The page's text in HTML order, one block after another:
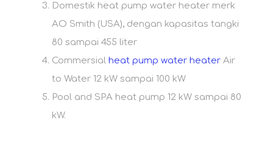
Domestik heat pump water heater merk
AO Smith (USA), dengan kapasitas tangki
80 sampai 455 liter
Commersial heat pump water heater Air
to Water 12 kW sampai 100 kW
Pool and SPA heat pump 12 kW sampai 80
kW.